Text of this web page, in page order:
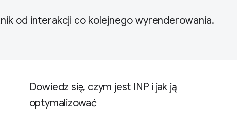
od interakcji do kolejnego wyrenderowania.
Dowiedz się, czym jest INP i jak ją
optymalizować